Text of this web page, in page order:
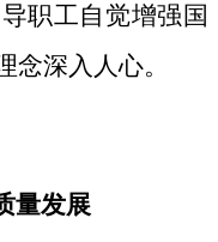
职工自觉增强国
念深入人心。
量发展